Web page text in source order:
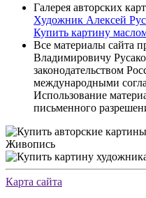
Галерея авторских
Художник Алексей
Купить картину
Все материалы сайта
Владимировичу
законодательством
международными
Использование
письменного
Карта сайта